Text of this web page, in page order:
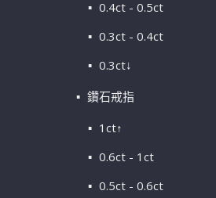
0.4ct - 0.5ct
0.3ct - 0.4ct
0.3ct↓
鑽石戒指
1ct↑
0.6ct - 1ct
0.5ct - 0.6ct